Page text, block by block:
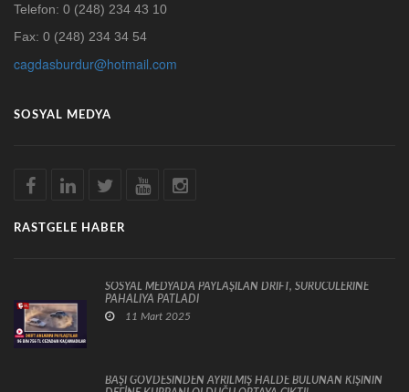
Telefon: 0 (248) 234 43 10
Fax: 0 (248) 234 34 54
cagdasburdur@hotmail.com
SOSYAL MEDYA
RASTGELE HABER
SOSYAL MEDYADA PAYLAŞILAN DRİFT, SÜRÜCÜLERİNE
PAHALIYA PATLADI
11 Mart 2025
BAŞI GÖVDESİNDEN AYRILMIŞ HALDE BULUNAN KİŞİNİN